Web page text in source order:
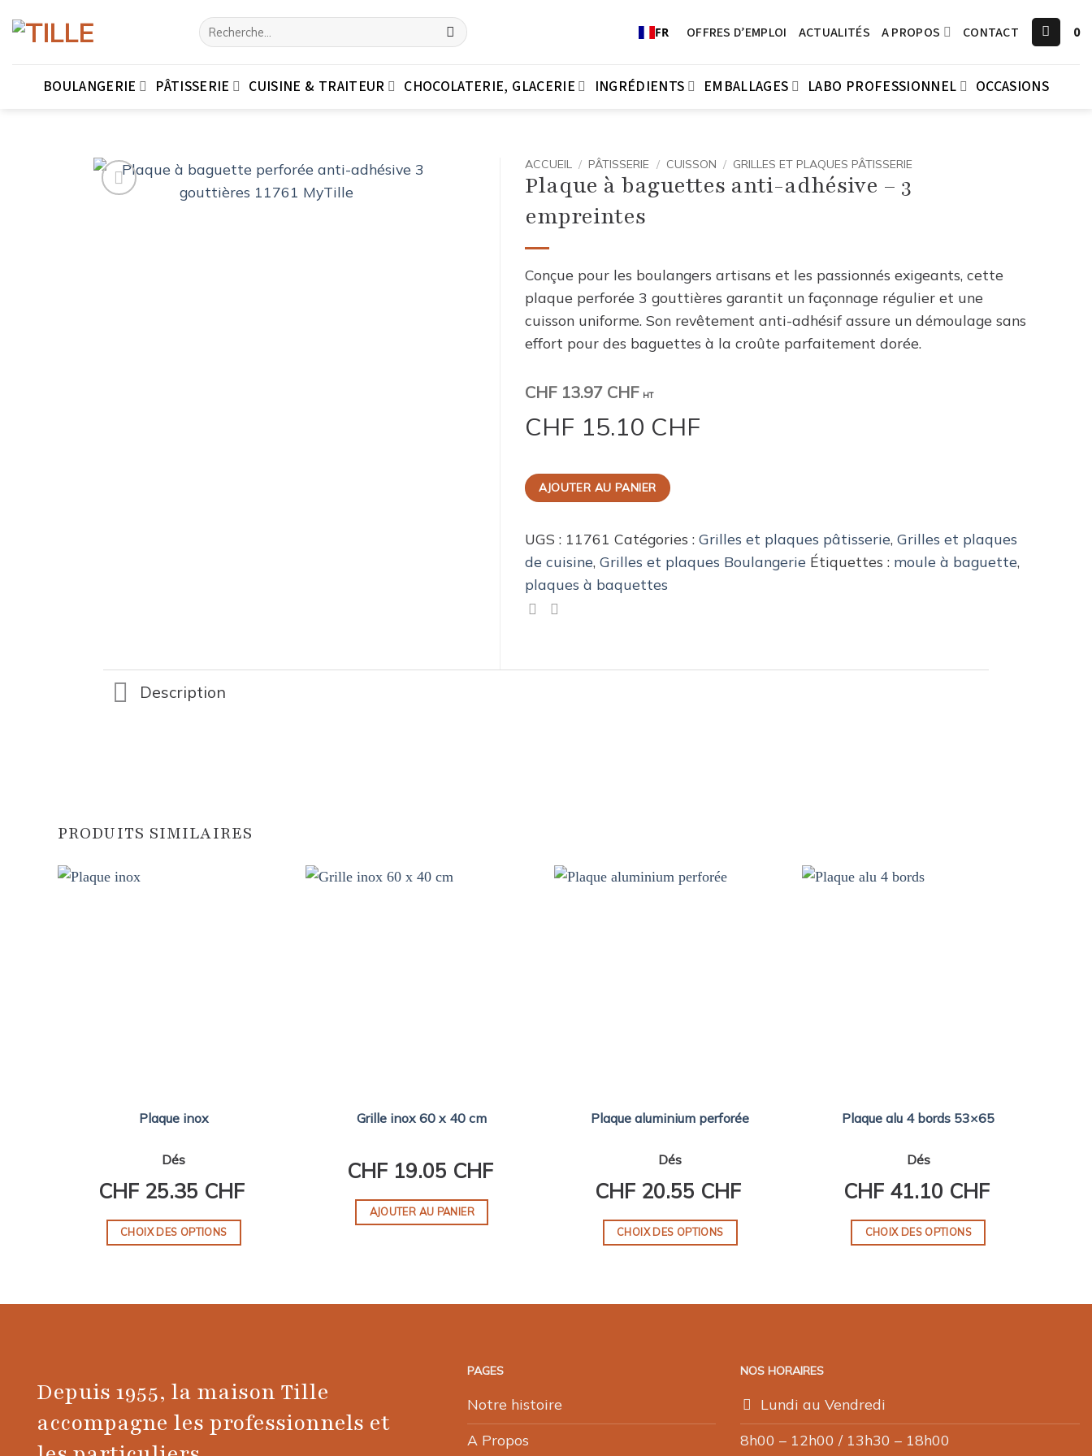
au
Recherche
pour :
FR OFFRES D’EMPLOI ACTUALITÉS A PROPOS CONTACT 0
BOULANGERIE PÂTISSERIE CUISINE & TRAITEUR CHOCOLATERIE, GLACERIE INGRÉDIENTS EMBALLAGES LABO PROFESSIONNEL OCCASIONS
ACCUEIL / PÂTISSERIE / CUISSON / GRILLES ET PLAQUES PÂTISSERIE
Plaque à baguettes anti-adhésive – 3
empreintes
Conçue pour les boulangers artisans et les passionnés exigeants, cette
plaque perforée 3 gouttières garantit un façonnage régulier et une
cuisson uniforme. Son revêtement anti-adhésif assure un démoulage sans
effort pour des baguettes à la croûte parfaitement dorée.
CHF13.97 CHF HT
CHF 15.10 CHF
AJOUTER AU PANIER
UGS : 11761 Catégories : Grilles et plaques pâtisserie, Grilles et plaques
de cuisine, Grilles et plaques Boulangerie Étiquettes : moule à baguette,
plaques à baquettes
Description
PRODUITS SIMILAIRES
Plaque inox
Dés
CHF 25.35 CHF
CHOIX DES OPTIONS
peuvent
être
choisies
Grille inox 60 x 40 cm
CHF19.05 CHF
AJOUTER AU PANIER
Plaque aluminium perforée
Dés
CHF 20.55 CHF
CHOIX DES OPTIONS
Plaque alu 4 bords 53×65
Dés
CHF41.10 CHF
CHOIX DES OPTIONS
choisies
Depuis 1955, la maison Tille
accompagne les professionnels et
PAGES
Notre histoire
A Propos
NOS HORAIRES
Lundi au Vendredi
8h00 – 12h00 / 13h30 – 18h00